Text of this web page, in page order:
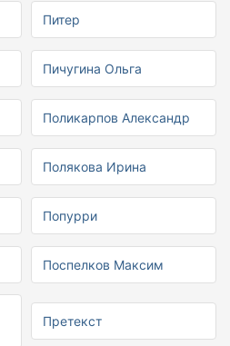
Питер
Пичугина Ольга
Поликарпов Александр
Полякова Ирина
Попурри
Поспелков Максим
Претекст